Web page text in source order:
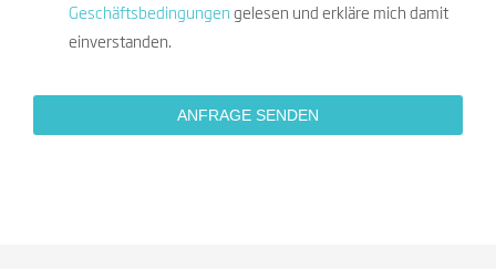
Geschäftsbedingungen gelesen und erkläre mich damit
einverstanden.